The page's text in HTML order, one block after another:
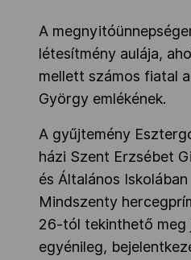
A
létesítmény aulája,
mellett számos fiatal
György emlékének.
A gyűjtemény
házi Szent Erzsébet
és Általános
Mindszenty
26-tól tekinthető meg
egyénileg,